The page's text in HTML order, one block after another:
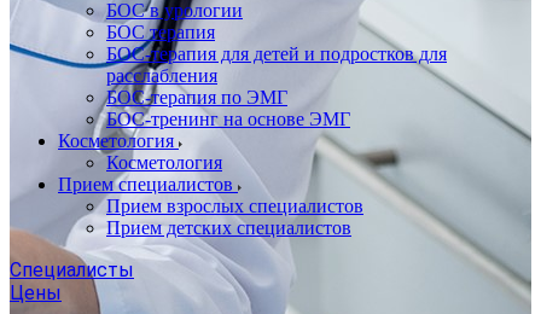
БОС в урологии
БОС терапия
БОС-терапия для детей и подростков для
расслабления
БОС-терапия по ЭМГ
БОС-тренинг на основе ЭМГ
Косметология
Косметология
Прием специалистов
Прием взрослых специалистов
Прием детских специалистов
Специалисты
Цены